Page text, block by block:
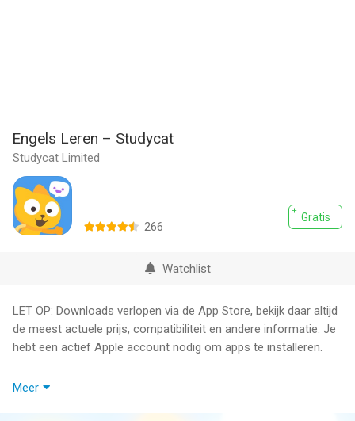
Engels Leren – Studycat
Studycat Limited
Gratis
266
Watchlist
LET OP: Downloads verlopen via de App Store, bekijk daar altijd
de meest actuele prijs, compatibiliteit en andere informatie. Je
hebt een actief Apple account nodig om apps te installeren.
Van de bekroonde makers van Studycat voor Scholen komt
Meer